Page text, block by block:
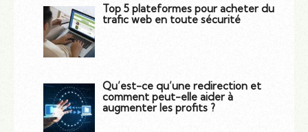
Top 5 plateformes pour acheter du
trafic web en toute sécurité
Qu’est-ce qu’une redirection et
comment peut-elle aider à
augmenter les profits ?